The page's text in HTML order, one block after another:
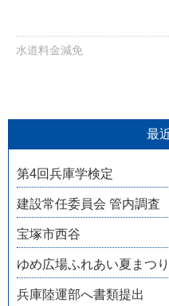
水道料金減免
最
第4回兵庫学検定
建設常任委員会 管内調査
宝塚市西谷
ゆめ広場ふれあい夏まつり
兵庫陸運部へ書類提出